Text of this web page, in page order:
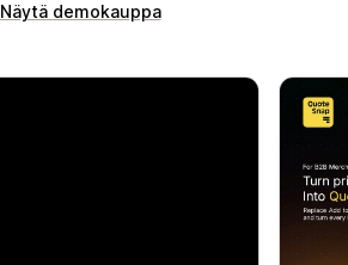
Näytä demokauppa